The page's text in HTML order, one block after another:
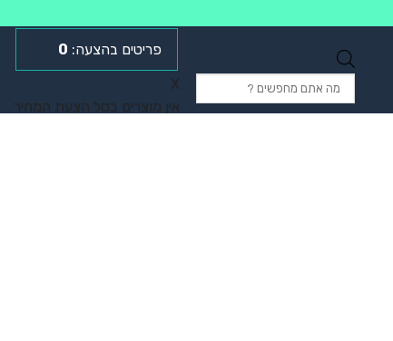
0
X
אין מוצרים בסל הצעת המחיר